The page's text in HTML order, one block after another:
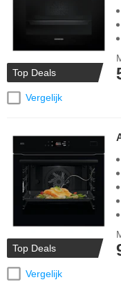
Top Deals
Vergelijk
Top Deals
Vergelijk